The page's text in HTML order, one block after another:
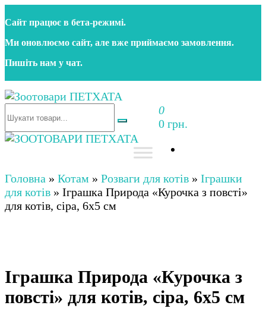
до
контенту
Сайт працює в бета‑режимі.
Ми оновлюємо сайт, але вже приймаємо замовлення.
Пишіть нам у чат.
Зоотовари ПЕТХАТА
Зоомагазин для собак та котів | Корм, іграшки,
аксесуари та догляд за тваринами. Доставка по
0
0 грн.
аксесуари та догляд за тваринами. Доставка по
Україні
Головна » Котам » Розваги для котів » Іграшки
для котів » Іграшка Природа «Курочка з повсті»
для котів, сіра, 6х5 см
Іграшка Природа «Курочка з
повсті» для котів, сіра, 6х5 см